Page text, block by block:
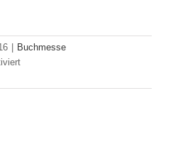
| Buchmesse
für
Drinks